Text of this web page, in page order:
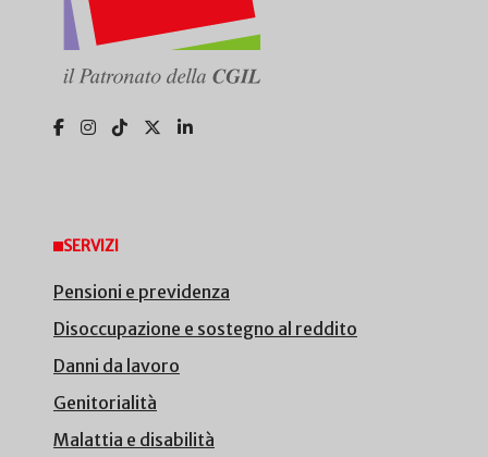
SERVIZI
Pensioni e previdenza
Disoccupazione e sostegno al reddito
Danni da lavoro
Genitorialità
Malattia e disabilità